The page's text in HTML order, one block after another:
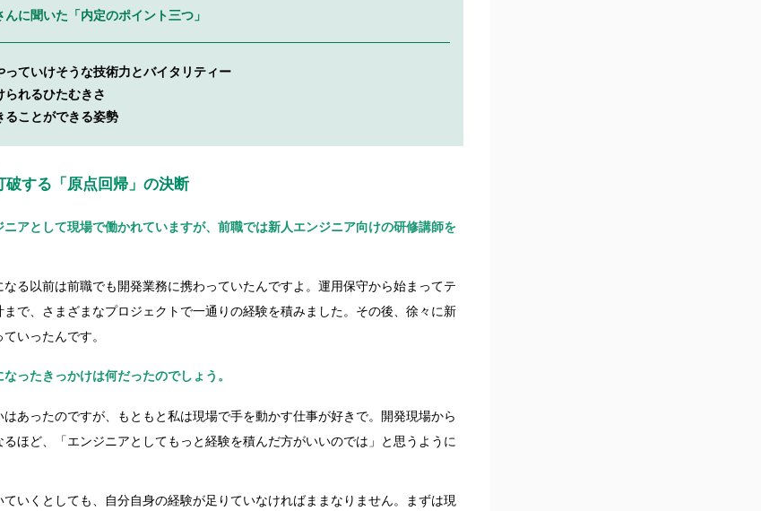
に聞いた「内定のポイント三つ」
っていけそうな技術力とバイタリティー
られるひたむきさ
ることができる姿勢
破する「原点回帰」の決断
アとして現場で働かれていますが、前職では新人エンジニア向けの研修講師を
なる以前は前職でも開発業務に携わっていたんですよ。運用保守から始まってテ
まで、さまざまなプロジェクトで一通りの経験を積みました。その後、徐々に新
いったんです。
ったきっかけは何だったのでしょう。
あったのですが、もともと私は現場で手を動かす仕事が好きで。開発現場から
ほど、「エンジニアとしてもっと経験を積んだ方がいいのでは」と思うように
いくとしても、自分自身の経験が足りていなければままなりません。まずは現